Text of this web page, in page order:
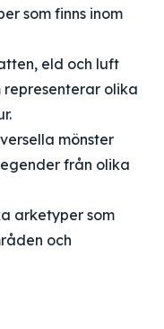
som finns inom
eld och luft
representerar olika
mönster
från olika
arketyper som
och